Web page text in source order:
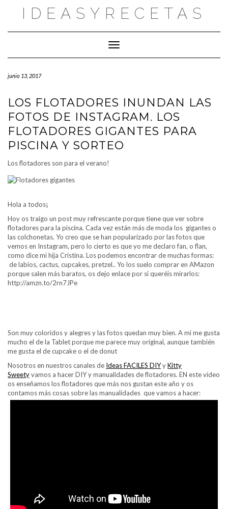
IDEASYRECETAS
Cambiar modo de navegación
junio 13, 2017
LOS FLOTADORES INUNDAN LAS
FOTOS DE INSTAGRAM. LOS
FLOTADORES GIGANTES PARA
PISCINA Y SORTEO
Los flotadores son para el verano!
Hola a todos¡
Hoy os traigo un post muy refrescante porque tiene que ver sobre
flotadores para la piscina. Cada vez están más de moda los gigantes o
las colchonetas. Yo creo que se han popularizado por las fotos que
vemos en Instagram, pero lo cierto es que yo me declaro fan, o flan,
como dice mi hija Cristina. Los podemos encontrar de muchas formas:
de labios, cactus, cupcakes, pretzel.. Yo los suelo comprar en AMazon
porque salen más baratos, os dejo enlace por si queréis mirarlos:
http://amzn.to/2rn7JPe
Son muy coloridos y alegres y las fotos quedan muy bien. A mi me gusta
mucho el de la Tablet porque me parece muy original, aunque también
me gusta el de cupcake o el de donut
Nosotros en nuestros canales de Ideas FACILES DIYyKitty
Sweetyvamos a hacer DIY y manualidades de flotadores. EN este vídeo
os enseñamos los flotadores que más nos gustan este año y os
contamos más cosas sobre las manualidades que vamos a hacer: